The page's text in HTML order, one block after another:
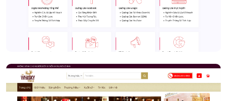
Agency